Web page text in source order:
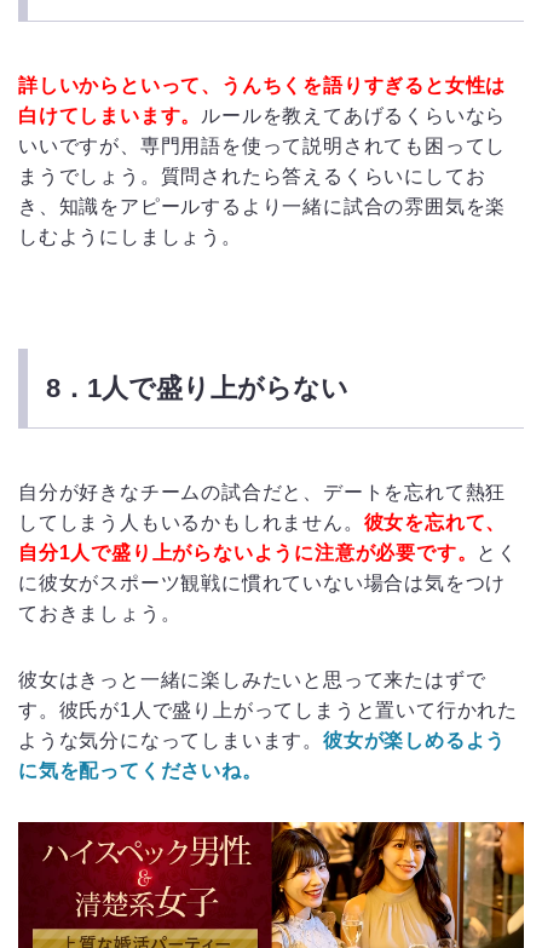
詳しいからといって、うんちくを語りすぎると女性は
白けてしまいます。
ルールを教えてあげるくらいなら
いいですが、専門用語を使って説明されても困ってし
まうでしょう。質問されたら答えるくらいにしてお
き、知識をアピールするより一緒に試合の雰囲気を楽
しむようにしましょう。
8．1人で盛り上がらない
自分が好きなチームの試合だと、デートを忘れて熱狂
してしまう人もいるかもしれません。 彼女を忘れて、
自分1人で盛り上がらないように注意が必要です。 とく
に彼女がスポーツ観戦に慣れていない場合は気をつけ
ておきましょう。
彼女はきっと一緒に楽しみたいと思って来たはずで
す。彼氏が1人で盛り上がってしまうと置いて行かれた
ような気分になってしまいます。 彼女が楽しめるよう
に気を配ってくださいね。